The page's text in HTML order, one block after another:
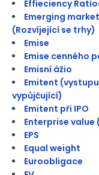
Effieciency
Emerging
(Rozvíjející se trhy)
Emise
Emise cenného
Emisní ážio
Emitent
vypůjčující)
Emitent při IPO
Enterprise value
EPS
Equal weight
Euroobligace